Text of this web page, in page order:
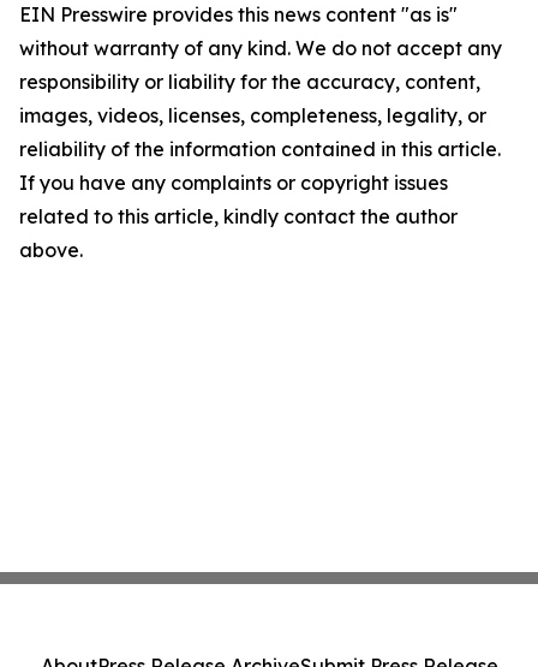
EIN Presswire provides this news content "as is"
without warranty of any kind. We do not accept any
responsibility or liability for the accuracy, content,
images, videos, licenses, completeness, legality, or
reliability of the information contained in this article.
If you have any complaints or copyright issues
related to this article, kindly contact the author
above.